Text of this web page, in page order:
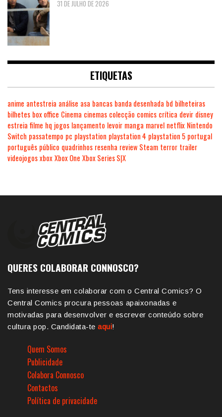
31 DE JULHO DE 2026
ETIQUETAS
anime antestreia análise asa bancas banda desenhada bd bilheteiras
bilhetes box office Cinema cinemas colecção comics crítica devir disney
estreia filme hq jogos lançamento levoir manga marvel netflix Nintendo
Switch passatempo pc playstation playstation 4 playstation 5 portugal
português público quadrinhos resenha review Steam terror trailer
videojogosxboxXbox One Xbox Series S|X
QUERES COLABORAR CONNOSCO?
Tens interesse em colaborar com o Central Comics? O
Central Comics procura pessoas apaixonadas e
motivadas para desenvolver e escrever conteúdo sobre
cultura pop. Candidata-te aqui!
Quem Somos
Publicidade
Colabora Connosco
Contactos
Política de privacidade